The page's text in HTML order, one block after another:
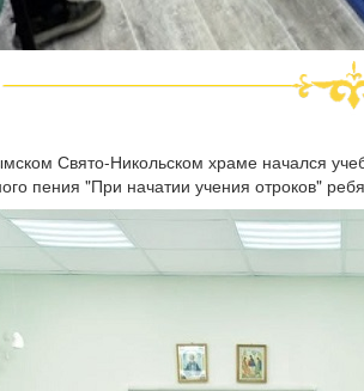
Свято-Никольском храме начался
пения "При начатии учения отроков"